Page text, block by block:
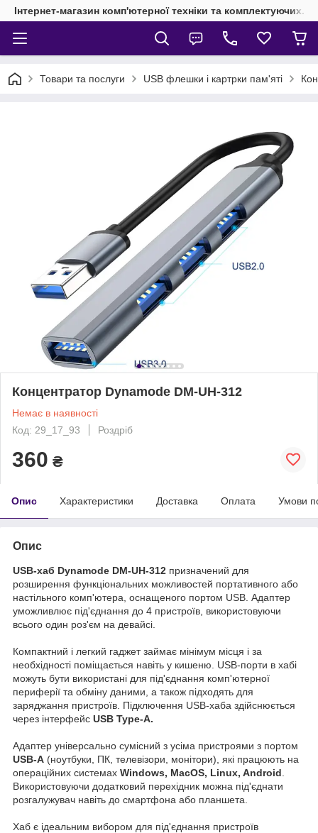
Інтернет-магазин комп'ютерної техніки та комплектуючих.
Товари та послуги USB флешки і картрки пам'яті
Концентратор Dynamode DM-UH-312
Немає в наявності
Код: 29_17_93
Роздріб
360 ₴
Опис Характеристики Доставка Оплата Умови
Опис
USB-хаб Dynamode DM-UH-312 призначений для
розширення функціональних можливостей портативного або
настільного комп'ютера, оснащеного портом USB. Адаптер
уможливлює під'єднання до 4 пристроїв, використовуючи
всього один роз'єм на девайсі.
Компактний і легкий гаджет займає мінімум місця і за
необхідності поміщається навіть у кишеню. USB-порти в хабі
можуть бути використані для під'єднання комп'ютерної
периферії та обміну даними, а також підходять для
заряджання пристроїв. Підключення USB-хаба здійснюється
через інтерфейс USB Type-A.
Адаптер універсально сумісний з усіма пристроями з портом
USB-A (ноутбуки, ПК, телевізори, монітори), які працюють на
операційних системах Windows, MacOS, Linux, Android
Використовуючи додатковий перехідник можна під'єднати
розгалужувач навіть до смартфона або планшета.
Хаб є ідеальним вибором для під'єднання пристроїв